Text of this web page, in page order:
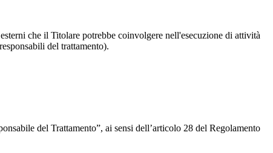
che il Titolare potrebbe coinvolgere nell'esecuzione di attività
del trattamento).
del Trattamento”, ai sensi dell’articolo 28 del Regolamento